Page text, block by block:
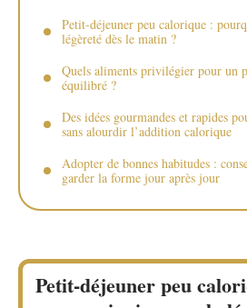
Petit-déjeuner peu calorique :
légèreté dès le matin ?
Quels aliments privilégier pour un
équilibré ?
Des idées gourmandes et rapides
sans alourdir l’addition calorique
Adopter de bonnes habitudes :
garder la forme jour après jour
Petit-déjeuner peu